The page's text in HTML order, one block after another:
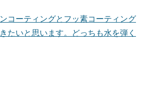
コーティングとフッ素コーティング
たいと思います。どっちも水を弾く